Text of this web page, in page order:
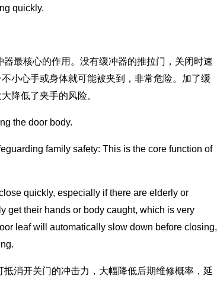
quickly.
最核心的作用。没有缓冲器的推拉门，关闭时速
小心手或身体就可能被夹到，非常危险。加了缓
降低了夹手的风险。
the door body.
family safety: This is the core function of
quickly, especially if there are elderly or
get their hands or body caught, which is very
leaf will automatically slow down before closing,
消开关门的冲击力，大幅降低后期维修概率，延